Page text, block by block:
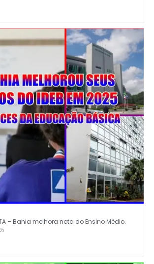
– Bahia melhora nota do Ensino Médio.